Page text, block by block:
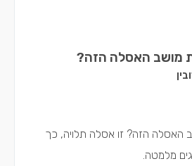
מושב האסלה הזה?
האסלה הזה? זו אסלה תלויה, כך
מלמטה.